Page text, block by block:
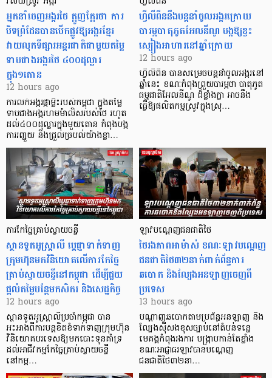
អ្នកនាំចេញអង្ករថៃ ត្អូញត្អែរថា ការ
បិទព្រំដែនបានបើកផ្លូវឱ្យអង្ករខ្មែរ
វាយលុកទីផ្សារអន្តរជាតិជាមួយតម្លៃ
ទាបជាងអង្ករថៃ ៤០០ដុល្លារ
ក្នុង១តោន
12 hours ago
ការលក់អង្ករផ្កាម្លិះរបស់កម្ពុជា ក្នុងតម្លៃ
ទាបជាងអង្ករហមម៉ាលិសរបស់ថៃ រហូត
ដល់៤០០ដុល្លារក្នុងមួយតោន កំពុងបង្ក
ការរញ្ជួយ និងជ្រួលច្របល់យ៉ាងខ្លា…
ហ្វីលីពីននឹងបន្តនាំចូលអង្ករក្រោយ
បារម្ភបាតុភូតអែលនីណូ បង្កឱ្យខ្វះ
ស្បៀងអាហារនៅឆ្នាំក្រោយ
12 hours ago
ហ្វីលីពីន បាន​សម្រេចបន្តនាំចូលអង្ករនៅ
ឆ្នាំនេះ ខណៈកំពុងព្រួយបារម្ភថា បាតុភូត
ធម្មជាតិអែលនីណូ ដ៏ខ្លាំងក្លា​ អាចនឹង
ធ្វើឱ្យផលិតកម្មស្រូវក្នុងស្រុ…
ការកែច្នៃគ្រាប់ស្វាយចន្ទី
ស្ថានទូតអូស្ត្រាលី ប្តេជ្ញាទាក់ទាញ
ក្រុមហ៊ុនមក​វិនិយោគលើការកែច្នៃ
គ្រាប់ស្វាយចន្ទីនៅកម្ពុជា ដើម្បីជួយ
ផ្តល់តម្លៃបន្ថែមកសិករ និងសេដ្ឋកិច្ច
12 hours ago
ស្ថានទូតអូស្ត្រាលីប្រចាំកម្ពុជា បាន
អះអាងពីការបន្តខិតខំទាក់ទាញក្រុមហ៊ុន
វិនិយោគបរទេសឱ្យមកបោះទុនគាំទ្រ
ដល់អាជីវកម្មកែច្នៃគ្រាប់ស្វាយចន្ទី
នៅកម្ព…
ឡាវបណ្តេញជនជាតិថៃ
ថៃរងភាពអាម៉ាស់ ខណៈឡាវបណ្តេញ
ជនជាតិថៃ៣២នាក់ពាក់ព័ន្ធការ
ឆបោក និងល្បែងអនឡាញចេញពី
ប្រទេស
13 hours ago
បណ្តាញឆបោកតាមប្រព័ន្ធអនឡាញ និង
ល្បែងស៊ីសងខុសច្បាប់នៅតំបន់ទន្លេ
មេគង្គកំពុងរងការ បង្ក្រាប​កាន់តែខ្លាំង
ខណៈអាជ្ញាធរឡាវបានបណ្តេញ
ជនជាតិថៃ៣២នា…